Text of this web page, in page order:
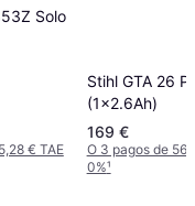
Solo
€ TAE
Stihl GTA 26
(1x2.6Ah)
169 €
O 3 pagos de
0%¹